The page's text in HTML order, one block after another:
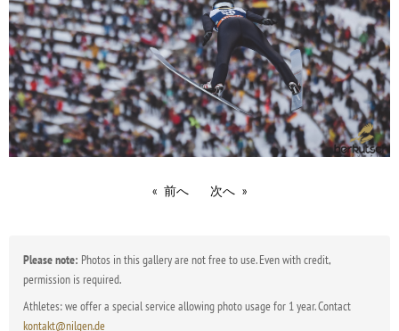
前へ 次へ
Please note: Photos in this gallery are not free to use. Even with credit,
permission is required.
Athletes: we offer a special service allowing photo usage for 1 year. Contact
kontakt@nilgen.de